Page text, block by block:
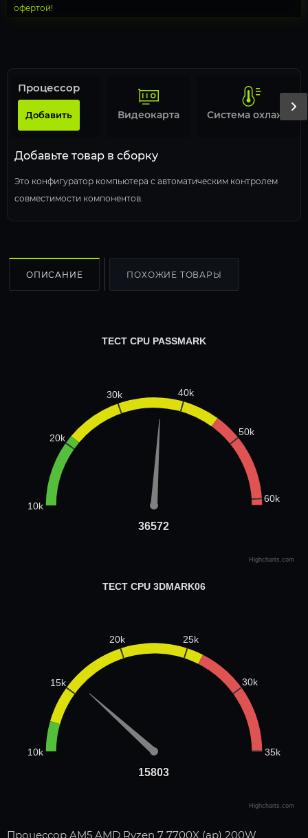
офертой!
Добавьте товар в сборку
Это конфигуратор компьютера с автоматическим контролем
совместимости компонентов.
Процессор
Добавить Видеокарта
ОПИСАНИЕ ПОХОЖИЕ ТОВАРЫ
36572
36572
ТЕСТ CPU PASSMARK
10k
20k
30k 40k
50k
60k
Highcharts.com
15803
15803
ТЕСТ CPU 3DMARK06
10k
15k
20k 25k
30k
35k
Highcharts.com
Процессор AM5 AMD Ryzen 7 7700X (ар) 200W